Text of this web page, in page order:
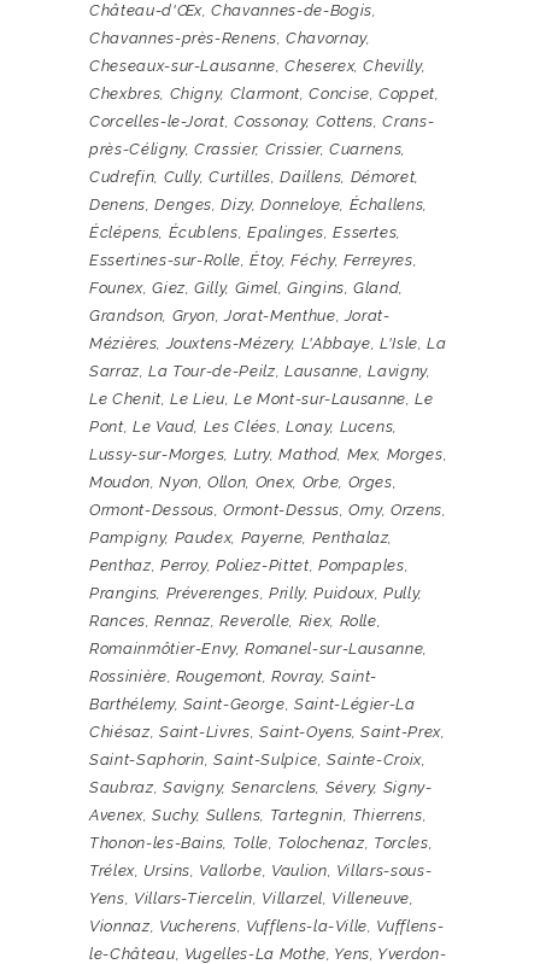
Château-d'Œx,Chavannes-de-Bogis,
Chavannes-près-Renens, Chavornay,
Cheseaux-sur-Lausanne, Cheserex,Chevilly,
Chexbres, Chigny, Clarmont,Concise,Coppet,
Corcelles-le-Jorat,Cossonay, Cottens,Crans-
près-Céligny,Crassier, Crissier,Cuarnens,
Cudrefin, Cully,Curtilles,Daillens, Démoret,
Denens,Denges,Dizy,Donneloye, Échallens,
Éclépens, Écublens,Epalinges,Essertes,
Essertines-sur-Rolle,Étoy,Féchy, Ferreyres,
Founex,Giez,Gilly, Gimel,Gingins,Gland,
Grandson, Gryon,Jorat-Menthue,Jorat-
Mézières,Jouxtens-Mézery, L'Abbaye,L'Isle,La
Sarraz,La Tour-de-Peilz, Lausanne,Lavigny,
Le Chenit,Le Lieu,Le Mont-sur-Lausanne,Le
Pont, Le Vaud, Les Clées, Lonay, Lucens,
Lussy-sur-Morges, Lutry,Mathod, Mex, Morges,
Moudon,Nyon,Ollon, Onex, Orbe, Orges,
Ormont-Dessous,Ormont-Dessus,Orny,Orzens,
Pampigny, Paudex, Payerne, Penthalaz,
Penthaz, Perroy,Poliez-Pittet, Pompaples,
Prangins, Préverenges, Prilly,Puidoux,Pully,
Rances,Rennaz,Reverolle, Riex, Rolle,
Romainmôtier-Envy,Romanel-sur-Lausanne,
Rossinière, Rougemont, Rovray,Saint-
Barthélemy, Saint-George, Saint-Légier-La
Chiésaz, Saint-Livres, Saint-Oyens,Saint-Prex,
Saint-Saphorin,Saint-Sulpice,Sainte-Croix,
Saubraz, Savigny, Senarclens, Sévery, Signy-
Avenex,Suchy, Sullens, Tartegnin, Thierrens,
Thonon-les-Bains, Tolle, Tolochenaz, Torcles,
Trélex, Ursins, Vallorbe, Vaulion, Villars-sous-
Yens, Villars-Tiercelin, Villarzel, Villeneuve,
Vionnaz, Vucherens, Vufflens-la-Ville, Vufflens-
le-Château, Vugelles-La Mothe, Yens, Yverdon-